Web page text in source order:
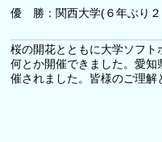
優 勝：関西大学(６年ぶ
桜の開花とともに大学ソフ
何とか開催できました。愛
催されました。皆様のご理